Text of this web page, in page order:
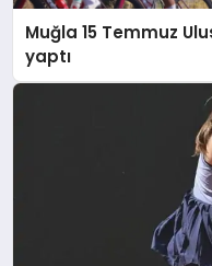
Muğla 15 Temmuz
yaptı